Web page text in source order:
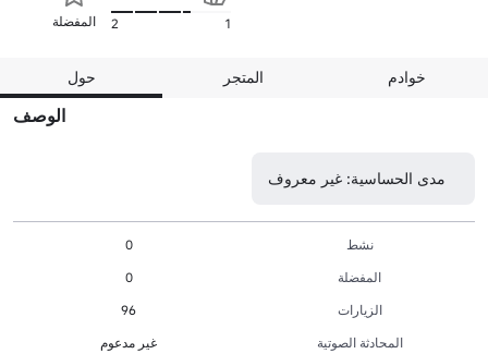
المفضلة 2 1
حول المتجر خوادم
الوصف
مدى الحساسية: غير معروف
نشط
0
المفضلة
0
الزيارات
96
المحادثة الصوتية
غير مدعوم